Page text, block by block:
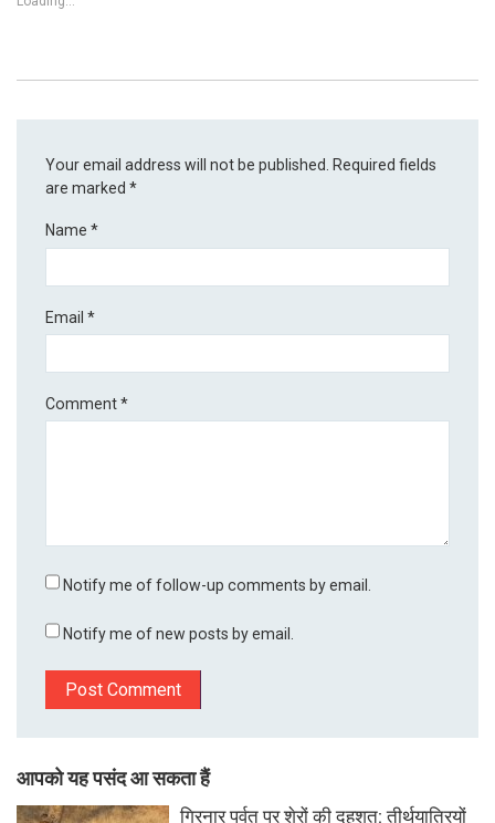
Your email address will not be published.
Required fields
are marked*
Name*
Email*
Comment*
Notify me of follow-up comments by email.
Notify me of new posts by email.
आपको यह पसंद आ सकता हैं
गिरनार पर्वत पर शेरों की दहशत: तीर्थयात्रियों